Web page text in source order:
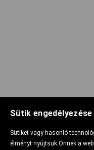
Sütik engedélyezése
Sütiket vagy hasonló
élményt nyújtsuk Önnek a